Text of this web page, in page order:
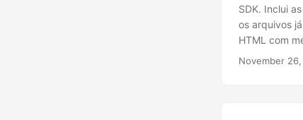
SDK. Inclui
os arquivos
HTML com
November